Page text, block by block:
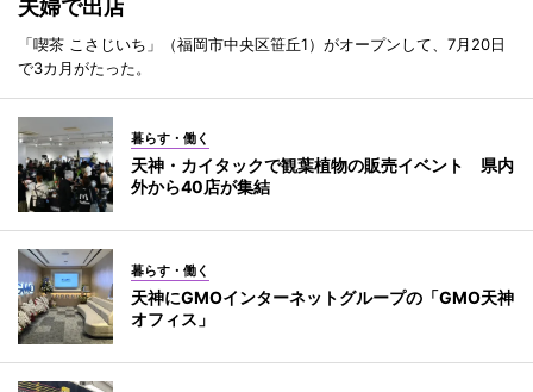
夫婦で出店
「喫茶 こさじいち」（福岡市中央区笹丘1）がオープンして、7月20日
で3カ月がたった。
暮らす・働く
天神・カイタックで観葉植物の販売イベント 県内
外から40店が集結
暮らす・働く
天神にGMOインターネットグループの「GMO天神
オフィス」